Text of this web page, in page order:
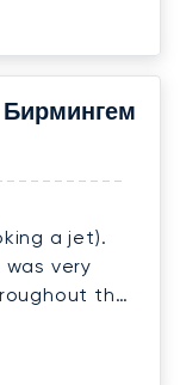
Бирмингем
a jet).
very
the
arrange a
great.